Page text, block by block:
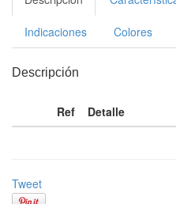
Indicaciones Colores
Descripción
Ref Detalle
Tweet